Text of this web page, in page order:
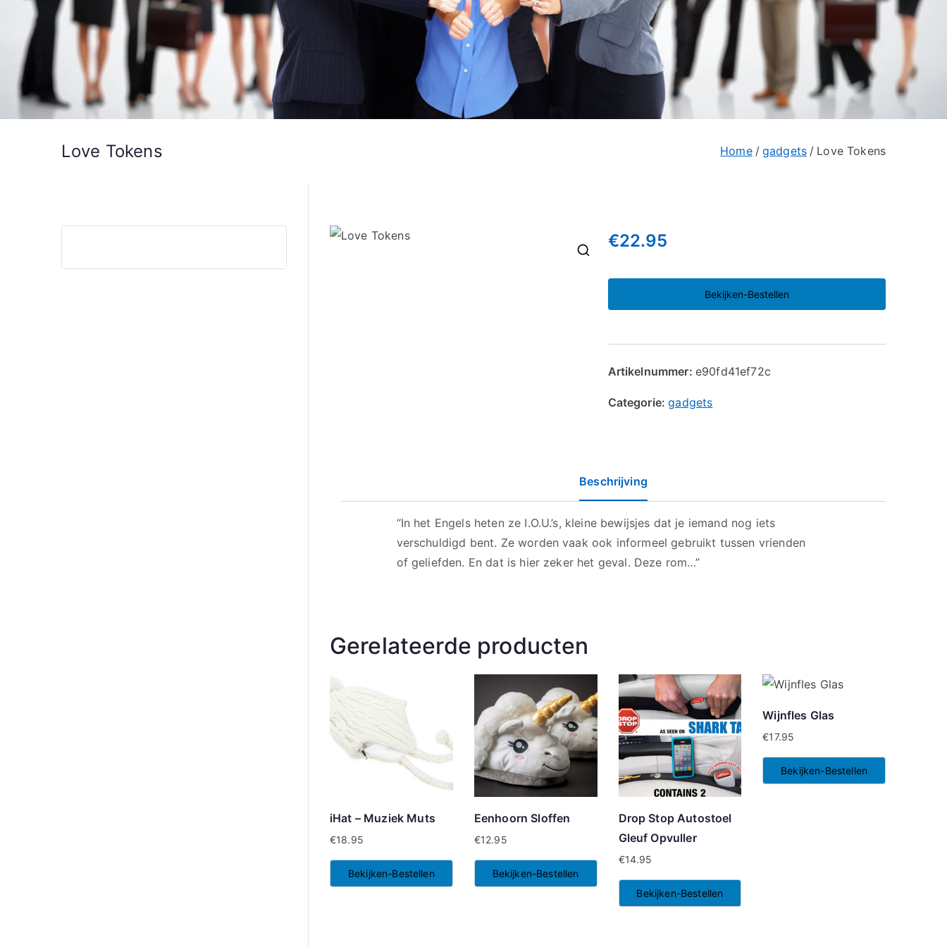
Love Tokens Home gadgets Love Tokens
€22.95
Bekijken-Bestellen
Artikelnummer: e90fd41ef72c
Categorie:gadgets
Beschrijving
“In het Engels heten ze I.O.U.’s, kleine bewijsjes dat je iemand nog iets
verschuldigd bent. Ze worden vaak ook informeel gebruikt tussen vrienden
of geliefden. En dat is hier zeker het geval. Deze rom…”
Gerelateerde producten
iHat – Muziek Muts
€18.95
Bekijken-Bestellen
Eenhoorn Sloffen
€12.95
Bekijken-Bestellen
Drop Stop Autostoel
Gleuf Opvuller
€14.95
Bekijken-Bestellen
Wijnfles Glas
€17.95
Bekijken-Bestellen